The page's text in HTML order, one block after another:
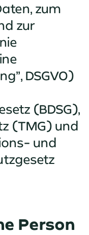
zum
zur
DSGVO)
(BDSG),
(TMG) und
und
Person